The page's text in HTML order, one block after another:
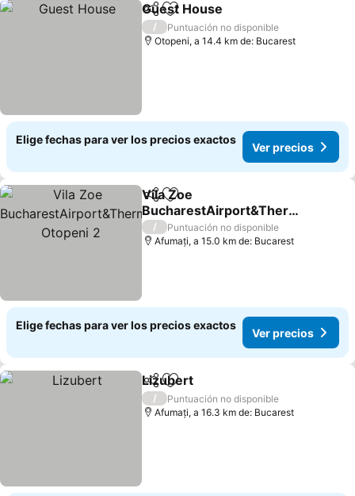
CompartirAgregar a favoritos
Guest House
/
Puntuación no disponible
Otopeni, a 14.4 km de: Bucarest
Elige fechas para ver los precios exactos
Ver precios
CompartirAgregar a favoritos
Vila Zoe
BucharestAirport&Therm
e&Park Otopeni 2
Ver precios
/
Puntuación no disponible
Afumați, a 15.0 km de: Bucarest
Elige fechas para ver los precios exactos
Ver precios
CompartirAgregar a favoritos
Lizubert
/
Puntuación no disponible
Afumați, a 16.3 km de: Bucarest